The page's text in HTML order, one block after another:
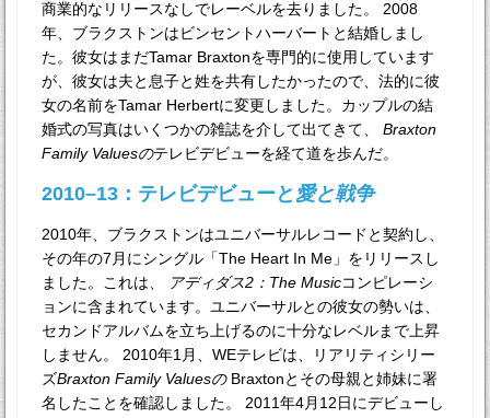
商業的なリリースなしでレーベルを去りました。 2008
年、ブラクストンはビンセントハーバートと結婚しまし
た。彼女はまだTamar Braxtonを専門的に使用しています
が、彼女は夫と息子と姓を共有したかったので、法的に彼
女の名前をTamar Herbertに変更しました。カップルの結
婚式の写真はいくつかの雑誌を介して出てきて、Braxton
Family Valuesのテレビデビューを経て道を歩んだ。
2010–13：テレビデビューと 愛と戦争
2010年、ブラクストンはユニバーサルレコードと契約し、
その年の7月にシングル「The Heart In Me」をリリースし
ました。これは、
アディダス2：The Musicコンピレーシ
ョンに含まれています。ユニバーサルとの彼女の勢いは、
セカンドアルバムを立ち上げるのに十分なレベルまで上昇
しません。 2010年1月、WEテレビは、リアリティシリー
ズBraxton Family ValuesのBraxtonとその母親と姉妹に署
名したことを確認しました。 2011年4月12日にデビューし